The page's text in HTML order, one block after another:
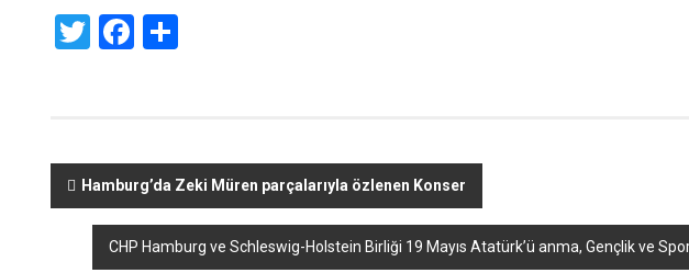
TwitterFacebook
Share
Yazı
dolaşımı
Hamburg’da Zeki Müren parçalarıyla özlenen Konser
CHP Hamburg ve Schleswig-Holstein Birliği 19 Mayıs Atatürk’ü anma, Gençlik ve Spor